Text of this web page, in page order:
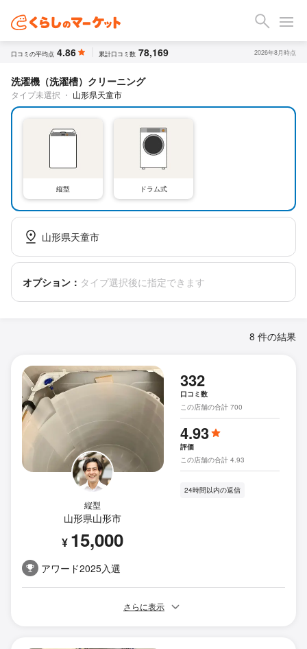
口コミの平均点 4.86 累計口コミ数 78,169 2026年8月時点
洗濯機（洗濯槽）クリーニング
タイプ未選択 ・ 山形県天童市
縦型 ドラム式
山形県天童市
オプション： タイプ選択後に指定できます
8 件の結果
縦型
山形県山形市
¥ 15,000
アワード2025入選
332
口コミ数
この店舗の合計 700
4.93
評価
この店舗の合計 4.93
24時間以内の返信
さらに表示